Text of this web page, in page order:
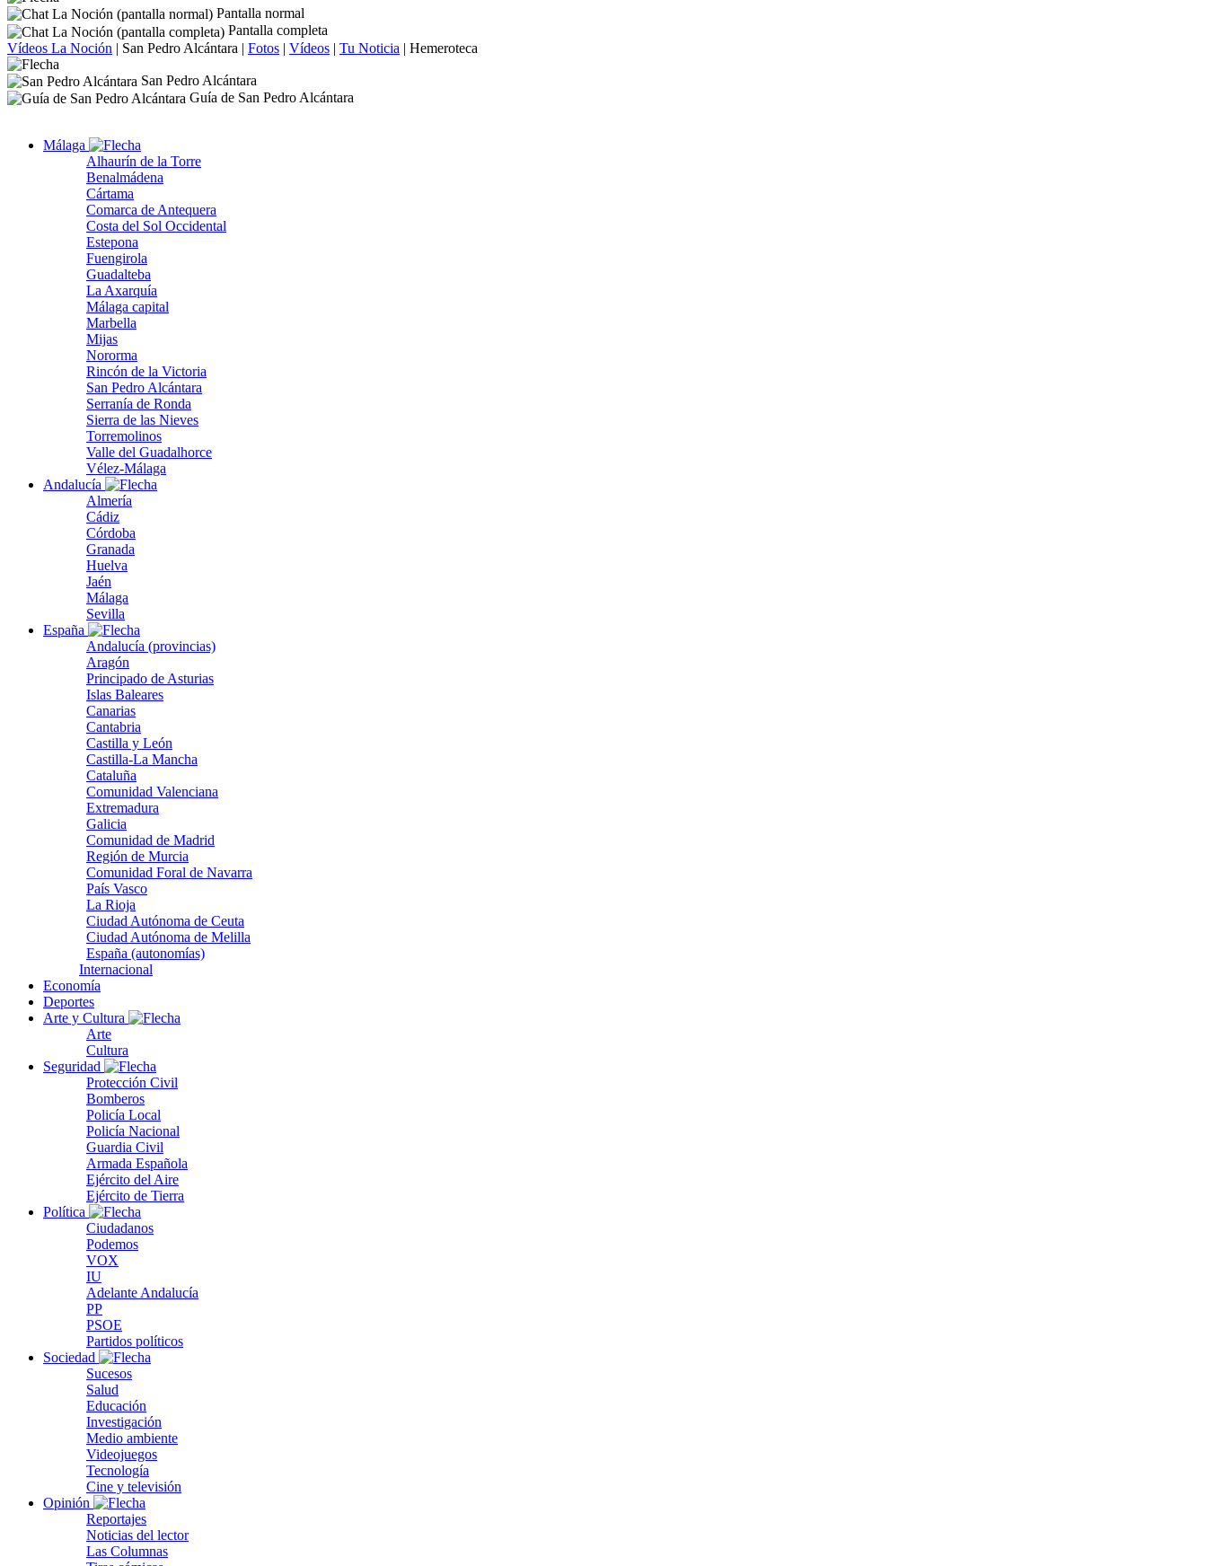
Pantalla normal
Pantalla completa
Vídeos La Noción | San Pedro Alcántara | Fotos | Vídeos | Tu Noticia | Hemeroteca
San Pedro Alcántara
Guía de San Pedro Alcántara
Málaga
Alhaurín de la Torre
Benalmádena
Cártama
Comarca de Antequera
Costa del Sol Occidental
Estepona
Fuengirola
Guadalteba
La Axarquía
Málaga capital
Marbella
Mijas
Nororma
Rincón de la Victoria
San Pedro Alcántara
Serranía de Ronda
Sierra de las Nieves
Torremolinos
Valle del Guadalhorce
Vélez-Málaga
Andalucía
Almería
Cádiz
Córdoba
Granada
Huelva
Jaén
Málaga
Sevilla
España
Andalucía (provincias)
Aragón
Principado de Asturias
Islas Baleares
Canarias
Cantabria
Castilla y León
Castilla-La Mancha
Cataluña
Comunidad Valenciana
Extremadura
Galicia
Comunidad de Madrid
Región de Murcia
Comunidad Foral de Navarra
País Vasco
La Rioja
Ciudad Autónoma de Ceuta
Ciudad Autónoma de Melilla
España (autonomías)
Internacional
Economía
Deportes
Arte y Cultura
Arte
Cultura
Seguridad
Protección Civil
Bomberos
Policía Local
Policía Nacional
Guardia Civil
Armada Española
Ejército del Aire
Ejército de Tierra
Política
Ciudadanos
Podemos
VOX
IU
Adelante Andalucía
PP
PSOE
Partidos políticos
Sociedad
Sucesos
Salud
Educación
Investigación
Medio ambiente
Videojuegos
Tecnología
Cine y televisión
Opinión
Reportajes
Noticias del lector
Las Columnas